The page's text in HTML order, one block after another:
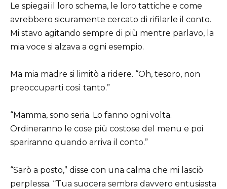
Le spiegai il loro schema, le loro tattiche e come
avrebbero sicuramente cercato di rifilarle il conto.
Mi stavo agitando sempre di più mentre parlavo, la
mia voce si alzava a ogni esempio.
Ma mia madre si limitò a ridere. “Oh, tesoro, non
preoccuparti così tanto.”
“Mamma, sono seria. Lo fanno ogni volta.
Ordineranno le cose più costose del menu e poi
spariranno quando arriva il conto.”
“Sarò a posto,” disse con una calma che mi lasciò
perplessa. “Tua suocera sembra davvero entusiasta